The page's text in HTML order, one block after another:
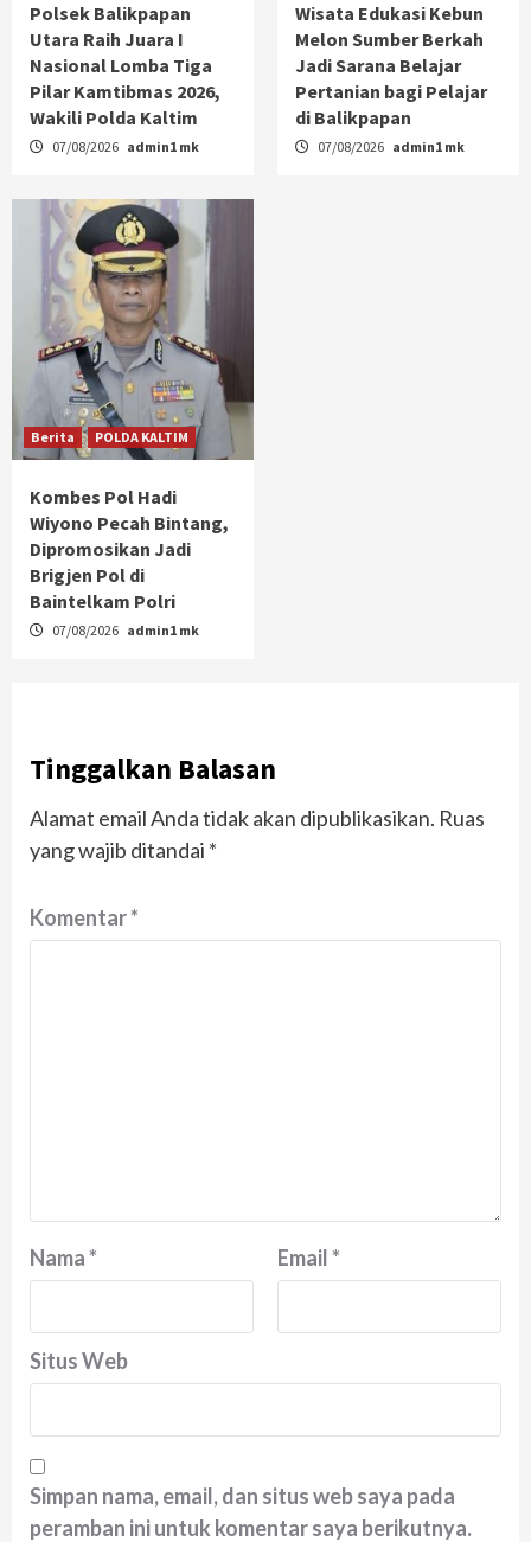
Polsek Balikpapan
Utara Raih Juara I
Nasional Lomba Tiga
Pilar Kamtibmas 2026,
Wakili Polda Kaltim
07/08/2026 admin1 mk
Wisata Edukasi Kebun
Melon Sumber Berkah
Jadi Sarana Belajar
Pertanian bagi Pelajar
di Balikpapan
07/08/2026 admin1 mk
Berita POLDA KALTIM
Kombes Pol Hadi
Wiyono Pecah Bintang,
Dipromosikan Jadi
Brigjen Pol di
Baintelkam Polri
07/08/2026 admin1 mk
Tinggalkan Balasan
Alamat email Anda tidak akan dipublikasikan. Ruas
yang wajib ditandai *
Komentar*
Nama* Email*
Situs Web
Simpan nama, email, dan situs web saya pada
peramban ini untuk komentar saya berikutnya.